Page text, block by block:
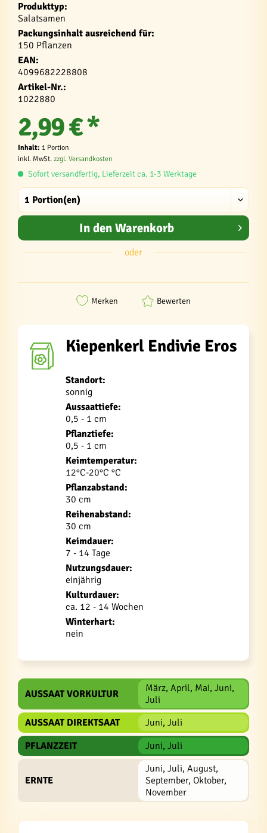
Produkttyp:
Salatsamen
Packungsinhalt ausreichend für:
150 Pflanzen
EAN:
4099682228808
Artikel-Nr.:
1022880
2,99 € *
Inhalt: 1 Portion
inkl. MwSt. zzgl. Versandkosten
Sofort versandfertig, Lieferzeit ca. 1-3 Werktage
In den Warenkorb
oder
Merken Bewerten
Kiepenkerl Endivie Eros
Standort:
sonnig
Aussaattiefe:
0,5 - 1 cm
Pflanztiefe:
0,5 - 1 cm
Keimtemperatur:
12°C-20°C °C
Pflanzabstand:
30 cm
Reihenabstand:
30 cm
Keimdauer:
7 - 14 Tage
Nutzungsdauer:
einjährig
Kulturdauer:
ca. 12 - 14 Wochen
Winterhart:
nein
AUSSAAT VORKULTUR
März, April, Mai, Juni,
Juli
AUSSAAT DIREKTSAAT
Juni, Juli
PFLANZZEIT
Juni, Juli
ERNTE
Juni, Juli, August,
September, Oktober,
November